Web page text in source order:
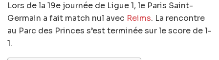
Lors de la 19e journée de Ligue 1, le Paris Saint-
Germain a fait match nul avec Reims. La rencontre
au Parc des Princes s’est terminée sur le score de 1-
1.